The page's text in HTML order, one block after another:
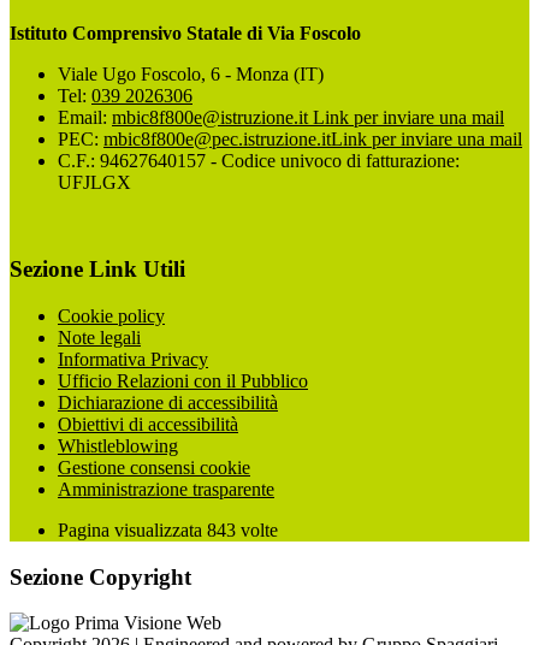
Istituto Comprensivo Statale di Via Foscolo
Viale Ugo Foscolo, 6 - Monza (IT)
Tel: 039 2026306
Email: mbic8f800e@istruzione.it Link per inviare una mail
PEC: mbic8f800e@pec.istruzione.itLink per inviare una mail
C.F.: 94627640157 - Codice univoco di fatturazione:
UFJLGX
Sezione Link Utili
Cookie policy
Note legali
Informativa Privacy
Ufficio Relazioni con il Pubblico
Dichiarazione di accessibilità
Obiettivi di accessibilità
Whistleblowing
Gestione consensi cookie
Amministrazione trasparente
Pagina visualizzata 843 volte
Sezione Copyright